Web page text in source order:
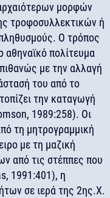
μορφών
τροφοσυλλεκτικών ή
Ο τρόπος
αθηναϊκό πολίτευμα
με την αλλαγή
του από το
την καταγωγή
1989:258). Οι
τη μητρογραμμική
με τη μαζική
από τις στέππες που
1991:401), η
σε ιερά της 2ης.Χ.